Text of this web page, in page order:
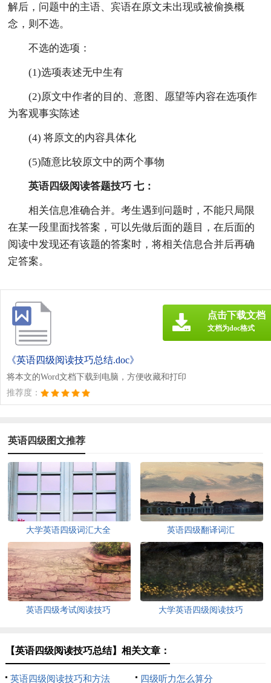
解后，问题中的主语、宾语在原文未出现或被偷换概
念，则不选。
不选的选项：
(1)选项表述无中生有
(2)原文中作者的目的、意图、愿望等内容在选项作
为客观事实陈述
(4) 将原文的内容具体化
(5)随意比较原文中的两个事物
英语四级阅读答题技巧 七：
相关信息准确合并。考生遇到问题时，不能只局限
在某一段里面找答案，可以先做后面的题目，在后面的
阅读中发现还有该题的答案时，将相关信息合并后再确
定答案。
《英语四级阅读技巧总结.doc》
将本文的Word文档下载到电脑，方便收藏和打印
推荐度：
点击下载文档
文档为doc格式
英语四级图文推荐
大学英语四级词汇大全 英语四级翻译词汇
英语四级考试阅读技巧 大学英语四级阅读技巧
【英语四级阅读技巧总结】相关文章：
英语四级阅读技巧和方法 四级听力怎么算分